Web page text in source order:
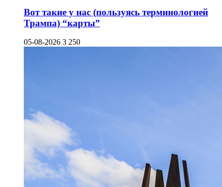
Вот такие у нас (пользуясь терминологией
Трампа) “карты”
05-08-2026 3 250